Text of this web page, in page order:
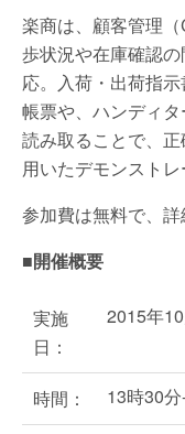
楽商は、顧客管理
歩状況や在庫確認
応。入荷・出荷指
帳票や、ハンディ
読み取ることで、
用いたデモンストレ
参加費は無料で、詳
■開催概要
実施
日：
2015年
時間： 13時30